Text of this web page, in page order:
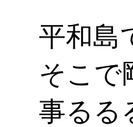
平和島
そこで
事るる